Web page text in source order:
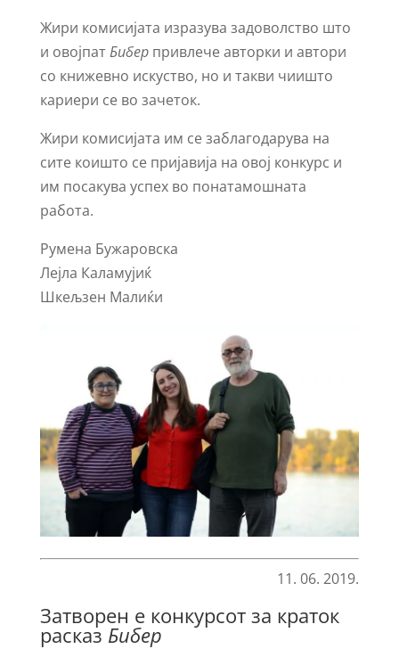
Жири комисијата изразува задоволство што
и овојпатБиберпривлече авторки и автори
со книжевно искуство, но и такви чиишто
кариери се во зачеток.
Жири комисијата им се заблагодарува на
сите коишто се пријавија на овој конкурс и
им посакува успех во понатамошната
работа.
Румена Бужаровска
Лејла Каламујиќ
Шкељзен Малиќи
11. 06. 2019.
Затворен е конкурсот за краток
расказ Бибер